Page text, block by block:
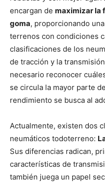
encargan de maximizar la
goma, proporcionando
terrenos con condiciones
clasificaciones de los
de tracción y la
necesario reconocer
se circula la mayor parte
rendimiento se busca al
Actualmente, existen dos
neumáticos todoterreno:
Sus diferencias radican,
características de
también juega un papel